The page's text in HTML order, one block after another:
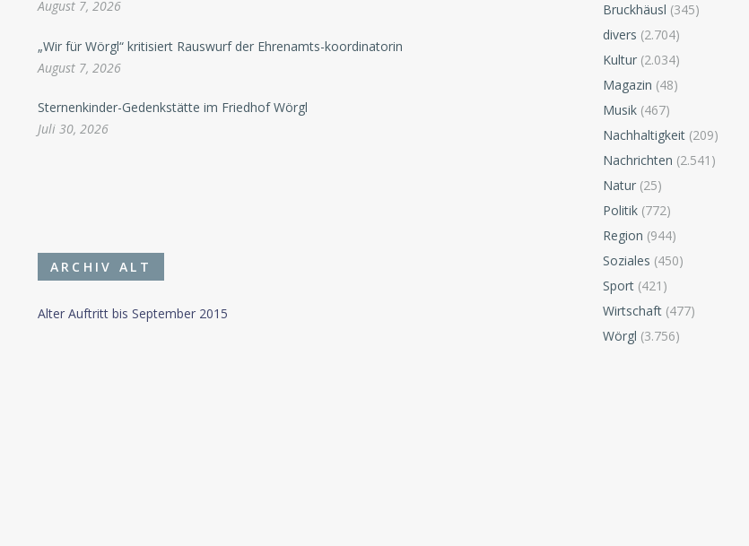
August 7, 2026
„Wir für Wörgl“ kritisiert Rauswurf der Ehrenamts-koordinatorin
August 7, 2026
Sternenkinder-Gedenkstätte im Friedhof Wörgl
Juli 30, 2026
ARCHIV ALT
Alter Auftritt bis September 2015
Bruckhäusl (345)
divers (2.704)
Kultur (2.034)
Magazin (48)
Musik (467)
Nachhaltigkeit (209)
Nachrichten (2.541)
Natur (25)
Politik (772)
Region (944)
Soziales (450)
Sport (421)
Wirtschaft (477)
Wörgl (3.756)